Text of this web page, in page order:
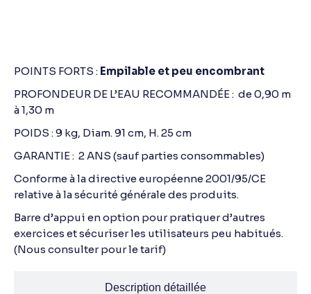
Description détaillée
POINTS FORTS : Empilable et peu encombrant
PROFONDEUR DE L’EAU RECOMMANDÉE : de 0,90 m
à 1,30 m
POIDS : 9 kg, Diam. 91 cm, H. 25 cm
GARANTIE : 2 ANS (sauf parties consommables)
Conforme à la directive européenne 2001/95/CE
relative à la sécurité générale des produits.
Barre d’appui en option pour pratiquer d’autres
exercices et sécuriser les utilisateurs peu habitués.
(Nous consulter pour le tarif)